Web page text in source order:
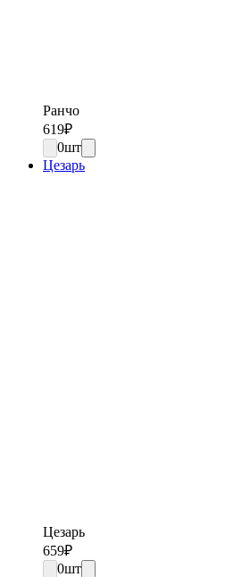
Ранчо
619₽
0шт
Цезарь
Цезарь
659₽
0шт